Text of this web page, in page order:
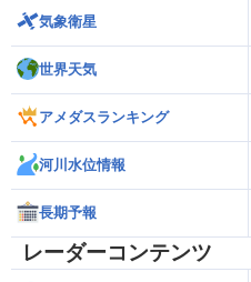
気象衛星
世界天気
アメダスランキング
河川水位情報
長期予報
レーダーコンテンツ